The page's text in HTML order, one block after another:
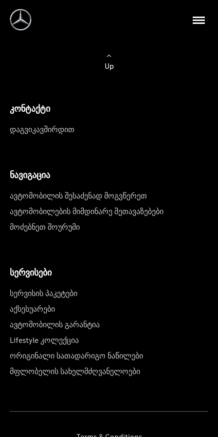
Up
კონტაქტი
დაგვიკავშირდით
ნავიგაცია
ავტომობილის შესაძენად მოგვწერეთ
ავტომობილების მიმდინარე შეთავაზებები
მოძებნეთ შოურუმი
სერვისები
სერვისის პაკეტები
აქსესუარები
ავტომობილის გარანტია
Lifestyle კოლექცია
ორიგინალი სათადარიგო ნაწილები
მფლობელის სახელმძღვანელოები